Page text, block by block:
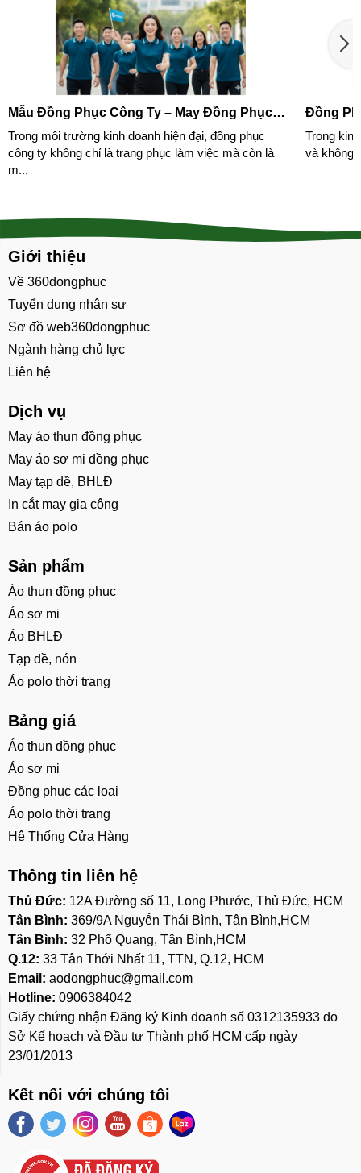
Mẫu Đồng Phục Công Ty – May Đồng Phục
Theo Yêu Cầu Tại Xưởng HCM
Trong môi trường kinh doanh hiện đại, đồng phục
công ty không chỉ là trang phục làm việc mà còn là
m...
Đồng
đẹp
Trong
và không
Giới thiệu
Về 360dongphuc
Tuyển dụng nhân sự
Sơ đồ web360dongphuc
Ngành hàng chủ lực
Liên hệ
Dịch vụ
May áo thun đồng phục
May áo sơ mi đồng phục
May tạp dề, BHLĐ
In cắt may gia công
Bán áo polo
Sản phẩm
Áo thun đồng phục
Áo sơ mi
Áo BHLĐ
Tạp dề, nón
Áo polo thời trang
Bảng giá
Áo thun đồng phục
Áo sơ mi
Đồng phục các loại
Áo polo thời trang
Hệ Thống Cửa Hàng
Thông tin liên hệ
Thủ Đức: 12A Đường số 11, Long Phước, Thủ Đức, HCM
Tân Bình: 369/9A Nguyễn Thái Bình, Tân Bình,HCM
Tân Bình: 32 Phổ Quang, Tân Bình,HCM
Q.12: 33 Tân Thới Nhất 11, TTN, Q.12, HCM
Email: aodongphuc@gmail.com
Hotline: 0906384042
Giấy chứng nhận Đăng ký Kinh doanh số 0312135933 do
Sở Kế hoạch và Đầu tư Thành phố HCM cấp ngày
23/01/2013
Kết nối với chúng tôi